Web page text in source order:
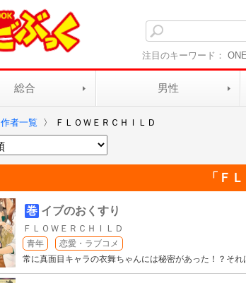
注目のキーワード：
総合 男性
作者一覧 〉 ＦＬＯＷＥＲＣＨＩＬＤ
「 Ｆ
巻 イブのおくすり
ＦＬＯＷＥＲＣＨＩＬＤ
青年
恋愛・ラブコメ
常に真面目キャラの衣舞ちゃんには秘密があった！？そ